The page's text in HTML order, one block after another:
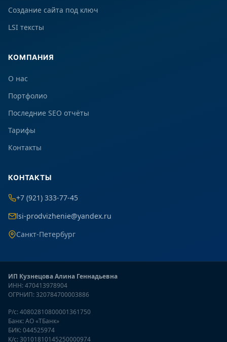
Создание сайта под ключ
LSI тексты
КОМПАНИЯ
О нас
Портфолио
Последние SEO отчёты
Тарифы
Контакты
КОНТАКТЫ
+7 (921) 333-77-45
lsi-prodvizhenie@yandex.ru
Санкт-Петербург
ИП Кузнецова Алина Геннадьевна
ИНН: 470413978904
ОГРНИП: 320784700003886
Р/с: 40802810800001361750
Банк: АО «ТБанк»
БИК: 044525974
К/с: 30101810145250000974